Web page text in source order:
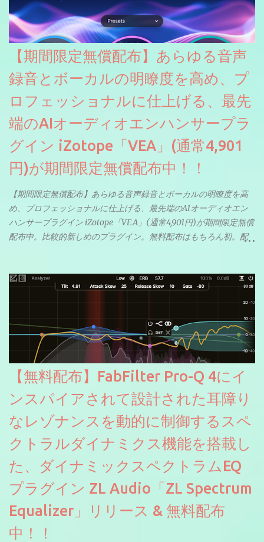
【期間限定無償配布】あらゆる音声
録音とボーカルの明瞭度を高め、プ
ロフェッショナルに仕上げる、最先
端のAIオーディオエンハンサープラ
グイン iZotope「VEA」(通常4,901
円)が期間限定無償配布中！！
【期間限定無償配布】あらゆる音声録音とボーカルの明瞭度を高
め、プロフェッショナルに仕上げる、最先端のAIオーディオエン
ハンサープラグイン iZotope「VEA」(通常4,901円)が期間限定無償
配布中。比較的新しめのプラグイン。無料配布はもちろん初。配
【無料配布】FabFilter Pro-Q 4にイ
ンスパイアされて設計された耳障り
なレゾナンスを動的に制御するスペ
クトラルダイナミクス機能を搭載し
た、ダイナミックスペクトラムEQ
プラグイン ZL Audio「ZL Spectrum
Equalizer」リリース & 無料配布
中！！